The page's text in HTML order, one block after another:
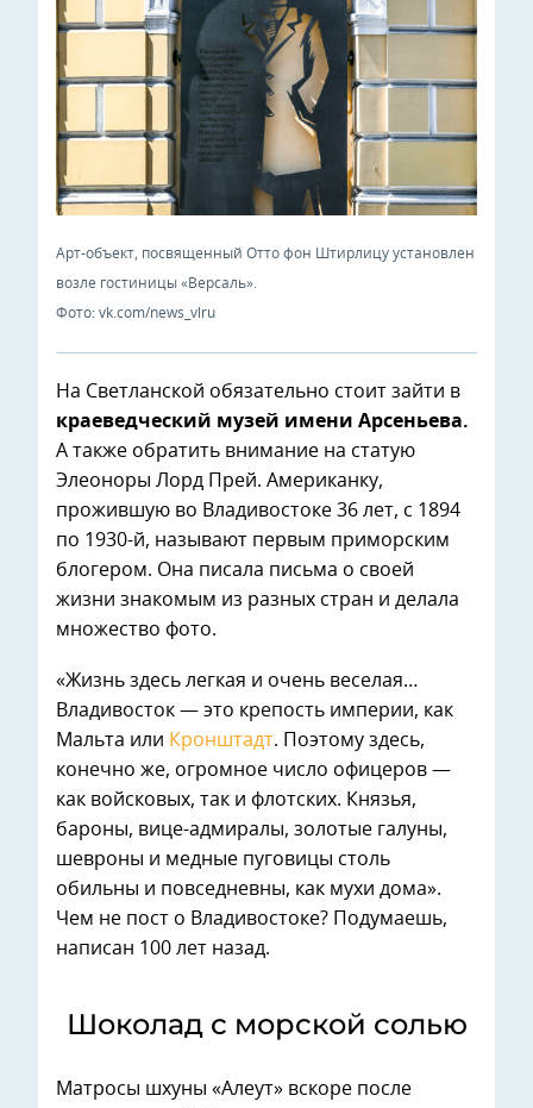
Арт-объект, посвященный Отто фон Штирлицу установлен
возле гостиницы «Версаль».
Фото: vk.com/news_vlru
На Светланской обязательно стоит зайти в
краеведческий музей имени Арсеньева.
А также обратить внимание на статую
Элеоноры Лорд Прей. Американку,
прожившую во Владивостоке 36 лет, с 1894
по 1930-й, называют первым приморским
блогером. Она писала письма о своей
жизни знакомым из разных стран и делала
множество фото.
«Жизнь здесь легкая и очень веселая…
Владивосток — это крепость империи, как
Мальта или Кронштадт. Поэтому здесь,
конечно же, огромное число офицеров —
как войсковых, так и флотских. Князья,
бароны, вице-адмиралы, золотые галуны,
шевроны и медные пуговицы столь
обильны и повседневны, как мухи дома».
Чем не пост о Владивостоке? Подумаешь,
написан 100 лет назад.
Шоколад с морской солью
Матросы шхуны «Алеут» вскоре после